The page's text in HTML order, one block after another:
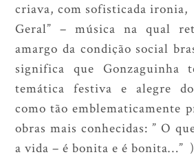
criava, com sofisticada ironia,
Geral” – música na qual
amargo da condição social
significa que Gonzaguinha
temática festiva e alegre
como tão emblematicamente
obras mais conhecidas: ” O
a vida – é bonita e é bonita…”